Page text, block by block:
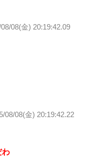
08(金) 20:19:42.09
08/08(金) 20:19:42.22
わ